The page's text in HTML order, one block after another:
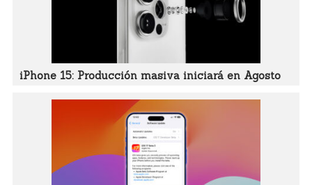
iPhone 15: Producción masiva iniciará en Agosto